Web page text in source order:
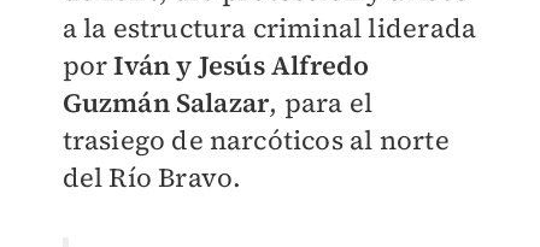
a la estructura criminal liderada
porIván y Jesús Alfredo
Guzmán Salazar, para el
trasiego de narcóticos al norte
del Río Bravo.